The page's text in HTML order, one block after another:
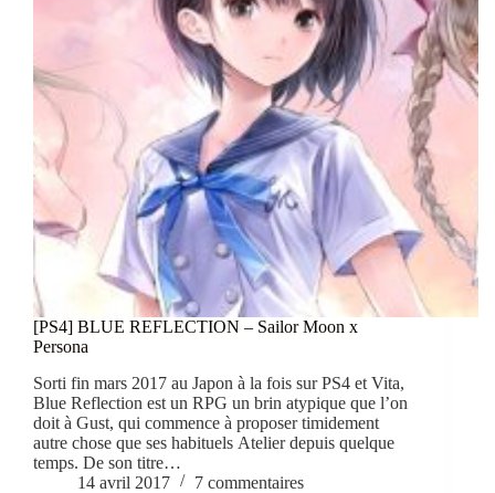
[PS4] BLUE REFLECTION – Sailor Moon x
Persona
Sorti fin mars 2017 au Japon à la fois sur PS4 et Vita,
Blue Reflection est un RPG un brin atypique que l’on
doit à Gust, qui commence à proposer timidement
autre chose que ses habituels Atelier depuis quelque
temps. De son titre…
14 avril 2017
7 commentaires